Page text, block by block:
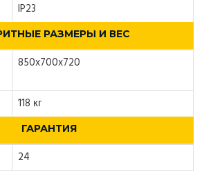
IP23
РАЗМЕРЫ И ВЕС
850x700x720
118 кг
ГАРАНТИЯ
24